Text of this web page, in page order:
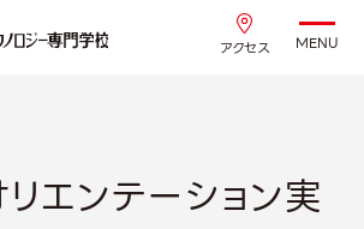
アクセス MENU
エンテーション実